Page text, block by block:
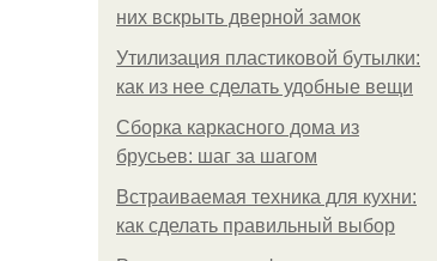
них вскрыть дверной замок
Утилизация пластиковой бутылки:
как из нее сделать удобные вещи
Сборка каркасного дома из
брусьев: шаг за шагом
Встраиваемая техника для кухни:
как сделать правильный выбор